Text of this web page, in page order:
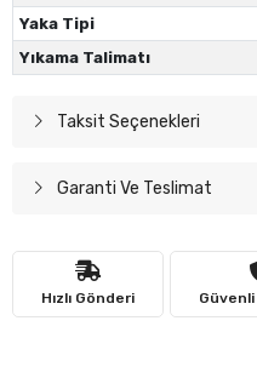
Yaka Tipi
Yıkama Talimatı
Taksit Seçenekleri
Garanti Ve Teslimat
Hızlı Gönderi Güvenli